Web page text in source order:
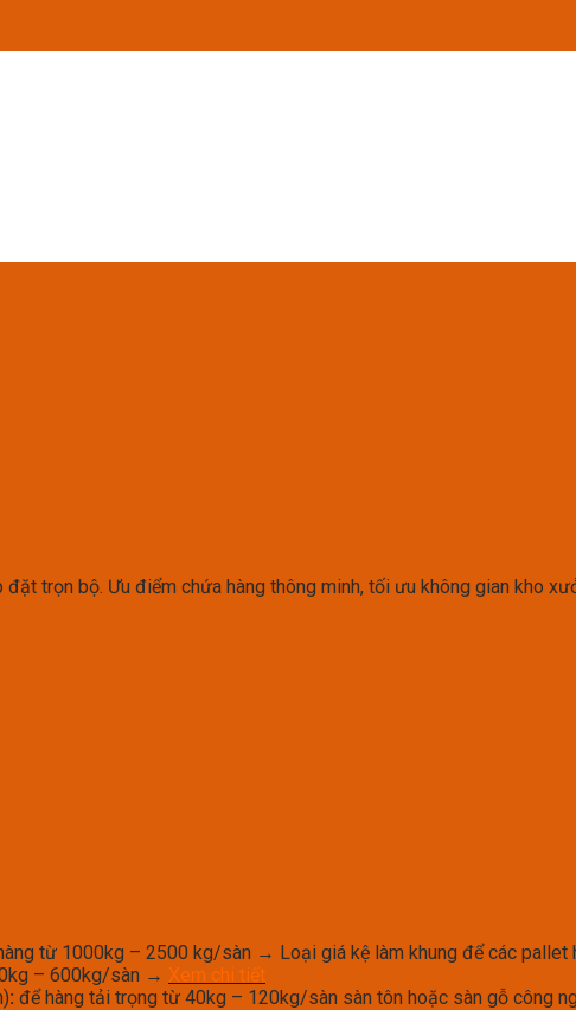
đặt trọn bộ. Ưu điểm chứa hàng thông minh, tối ưu không gian kho
từ 1000kg – 2500 kg/sàn → Loại giá kệ làm khung để các pallet
– 600kg/sàn → Xem chi tiết
: để hàng tải trọng từ 40kg – 120kg/sàn sàn tôn hoặc sàn gỗ công